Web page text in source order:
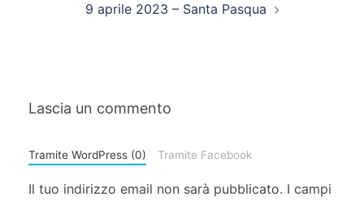
9 aprile 2023 – Santa Pasqua
Lascia un commento
Tramite WordPress (0) Tramite Facebook
Il tuo indirizzo email non sarà pubblicato. I campi